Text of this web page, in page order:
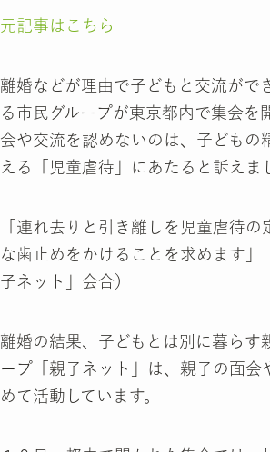
元記事はこちら
離婚などが理由で子どもと交流がで
る市民グループが東京都内で集会を
会や交流を認めないのは、子どもの
える「児童虐待」にあたると訴えま
「連れ去りと引き離しを児童虐待の
な歯止めをかけることを求めます」
子ネット」会合）
離婚の結果、子どもとは別に暮らす
ープ「親子ネット」は、親子の面会
めて活動しています。